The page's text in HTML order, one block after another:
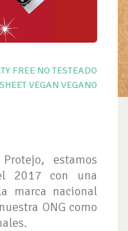
FREE NO TESTEADO
SHEETVEGAN VEGANO
estamos
2017 con una
marca nacional
ONG como